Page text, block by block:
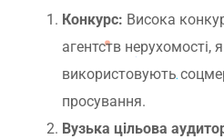
Конкурс: Висока
агентств нерухомості,
використовують
просування.
Вузька цільова